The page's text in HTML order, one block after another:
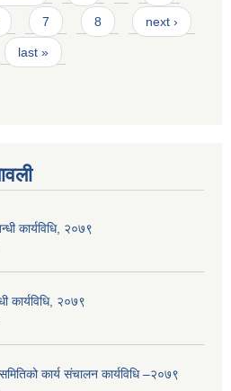
7 8 next ›
last »
कार्यविधि, २०७९
कार्यविधि, २०७९
कार्य संचालन कार्यविधि –२०७९